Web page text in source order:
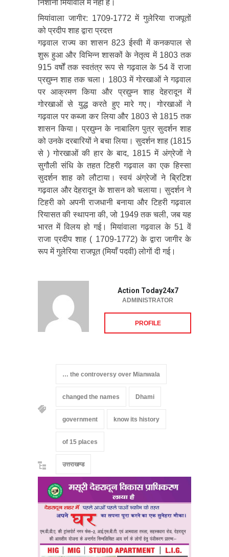
निशानी मियांवाल में नहीं है।
मियांवाला जागीर: 1709-1772 में गुलेरिया राजपूतों
को प्रदीप शाह द्वारा प्रदत्त
गढ़वाल राज्य का शासन 823 ईस्वी में कनकपाल से
शुरू हुआ और विभिन्न शासकों के नेतृत्व में 1803 तक
915 वर्षों तक स्वतंत्र रूप से गढ़वाल के 54 वें राजा
प्रद्युम्न शाह तक चला। 1803 में गोरखाओं ने गढ़वाल
पर आक्रमण किया और प्रद्युम्न शाह देहरादून में
गोरखाओं से युद्ध करते हुए मारे गए। गोरखाओं ने
गढ़वाल पर कब्जा कर लिया और 1803 से 1815 तक
शासन किया। प्रद्युम्न के नाबालिग पुत्र सुदर्शन शाह
को उनके दरबारियों ने बचा लिया। सुदर्शन शाह (1815
से ) गोरखाओं की हार के बाद, 1815 में अंग्रेजों ने
सुगौली संधि के तहत टिहरी गढ़वाल का एक हिस्सा
सुदर्शन शाह को लौटाया। स्वयं अंग्रेजों ने ब्रिटिश
गढ़वाल और देहरादून के शासन को चलाया। सुदर्शन ने
टिहरी को अपनी राजधानी बनाया और टिहरी गढ़वाल
रियासत की स्थापना की, जो 1949 तक चली, जब यह
भारत में विलय हो गई। मियांवाला गढ़वाल के 51 वें
राजा प्रदीप शाह ( 1709-1772) के द्वारा जागीर के
रूप में गुलेरिया राजपूत (मियाँ पदवी) लोगों दी गई।
Action Today24x7
ADMINISTRATOR
PROFILE
… the controversy over Mianwala
changed the names Dhami
government know its history
of 15 places
उत्तराखण्ड